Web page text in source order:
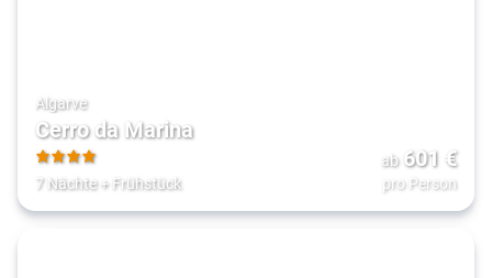
Algarve
Cerro da Marina
4
7 Nächte+ Frühstück
ab 601 €
pro Person